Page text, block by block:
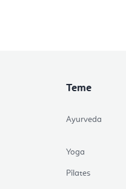
Teme
Ayurveda
Yoga
Pilates